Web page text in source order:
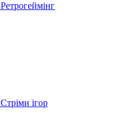
Ретрогеймінг
Стріми ігор